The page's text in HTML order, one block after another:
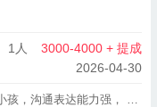
1人
3000-4000 + 提成
2026-04-30
1、亲和力佳，有爱心、耐心，喜欢小孩，沟通表达能力强， 2、性格活泼开朗，能快速融入拍摄的场景中 3、摄影、幼教、护理、育婴专业或有幼儿相关工作经验者优先。